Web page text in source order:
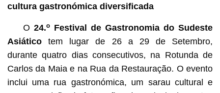
cultura gastronómica diversificada
O 24.oFestival de Gastronomia do Sudeste
Asiáticotem lugar de 26 a 29 de Setembro,
durante quatro dias consecutivos, na Rotunda de
Carlos da Maia e na Rua da Restauração. O evento
inclui uma rua gastronómica, um sarau cultural e